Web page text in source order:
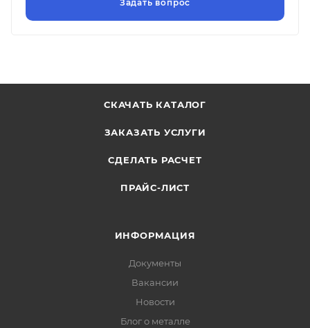
СКАЧАТЬ КАТАЛОГ
ЗАКАЗАТЬ УСЛУГИ
СДЕЛАТЬ РАСЧЕТ
ПРАЙС-ЛИСТ
ИНФОРМАЦИЯ
Документы
Вакансии
Новости
Блог о металле